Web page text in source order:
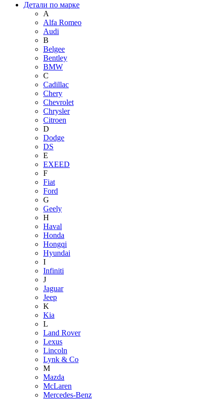
Детали по марке
A
Alfa Romeo
Audi
B
Belgee
Bentley
BMW
C
Cadillac
Chery
Chevrolet
Chrysler
Citroen
D
Dodge
DS
E
EXEED
F
Fiat
Ford
G
Geely
H
Haval
Honda
Hongqi
Hyundai
I
Infiniti
J
Jaguar
Jeep
K
Kia
L
Land Rover
Lexus
Lincoln
Lynk & Co
M
Mazda
McLaren
Mercedes-Benz